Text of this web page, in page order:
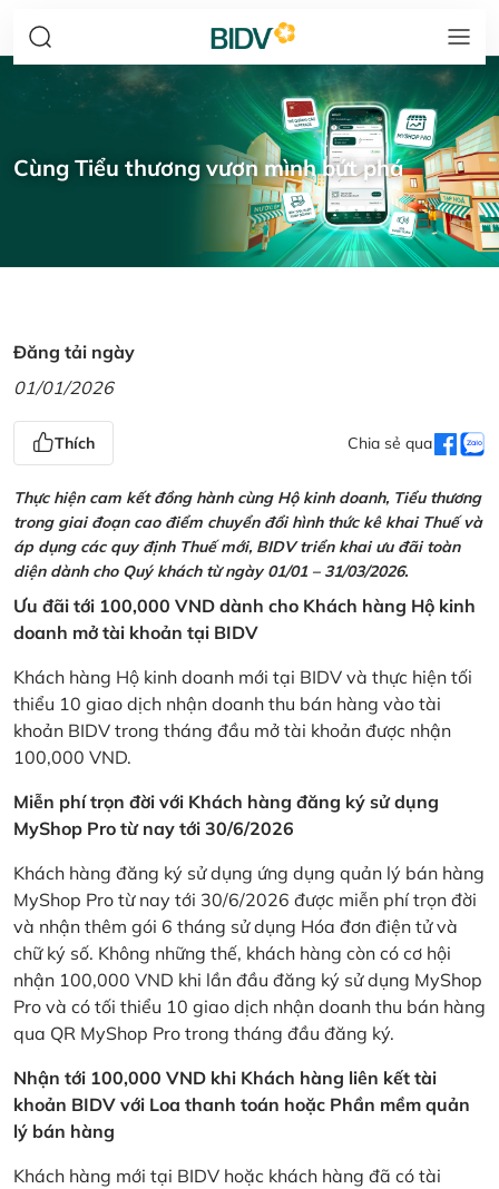
Cùng Tiểu thương vươn mình bứt phá
Đăng tải ngày
01/01/2026
Thích Chia sẻ qua
Thực hiện cam kết đồng hành cùng Hộ kinh doanh, Tiểu thương
trong giai đoạn cao điểm chuyển đổi hình thức kê khai Thuế và
áp dụng các quy định Thuế mới, BIDV triển khai ưu đãi toàn
diện dành cho Quý khách từ ngày 01/01 – 31/03/2026.
Ưu đãi tới 100,000 VND dành cho Khách hàng Hộ kinh
doanh mở tài khoản tại BIDV
Khách hàng Hộ kinh doanh mới tại BIDV và thực hiện tối
thiểu 10 giao dịch nhận doanh thu bán hàng vào tài
khoản BIDV trong tháng đầu mở tài khoản được nhận
100,000 VND.
Miễn phí trọn đời với Khách hàng đăng ký sử dụng
MyShop Pro từ nay tới 30/6/2026
Khách hàng đăng ký sử dụng ứng dụng quản lý bán hàng
MyShop Pro từ nay tới 30/6/2026 được miễn phí trọn đời
và nhận thêm gói 6 tháng sử dụng Hóa đơn điện tử và
chữ ký số. Không những thế, khách hàng còn có cơ hội
nhận 100,000 VND khi lần đầu đăng ký sử dụng MyShop
Pro và có tối thiểu 10 giao dịch nhận doanh thu bán hàng
qua QR MyShop Pro trong tháng đầu đăng ký.
Nhận tới 100,000 VND khi Khách hàng liên kết tài
khoản BIDV với Loa thanh toán hoặc Phần mềm quản
lý bán hàng
Khách hàng mới tại BIDV hoặc khách hàng đã có tài